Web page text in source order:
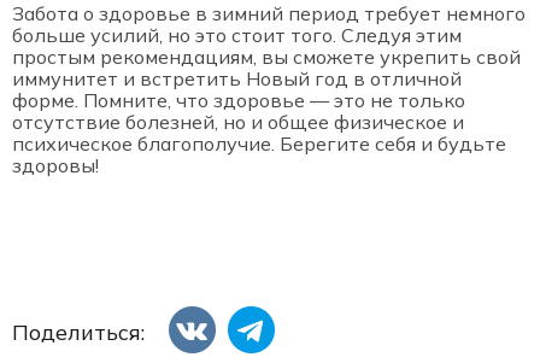
Забота о здоровье в зимний период требует немного
больше усилий, но это стоит того. Следуя этим
простым рекомендациям, вы сможете укрепить свой
иммунитет и встретить Новый год в отличной
форме. Помните, что здоровье — это не только
отсутствие болезней, но и общее физическое и
психическое благополучие. Берегите себя и будьте
здоровы!
Поделиться: